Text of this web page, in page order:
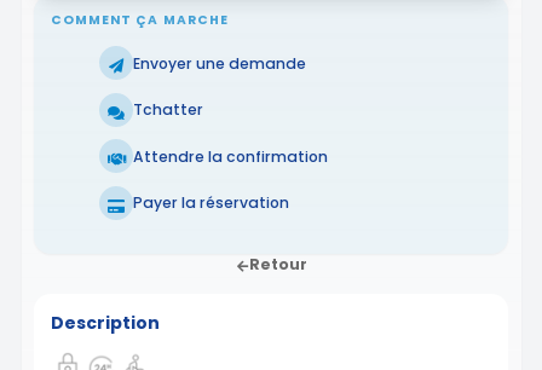
COMMENT ÇA MARCHE
Envoyer une demande
Tchatter
Attendre la confirmation
Payer la réservation
Retour
Description